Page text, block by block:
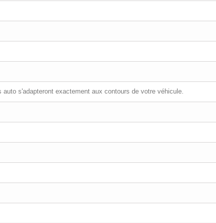
s'adapteront exactement aux contours de votre véhicule.